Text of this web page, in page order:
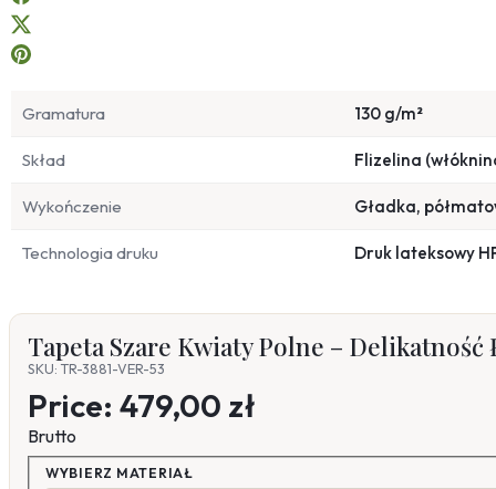
Gramatura 130 g/m²
Skład Flizelina
Wykończenie Gładka,
Technologia druku Druk lateksowy
Tapeta Szare Kwiaty Polne – Delikatność
SKU: TR-3881-VER-53
Price: 479,00 zł
Brutto
WYBIERZ MATERIAŁ